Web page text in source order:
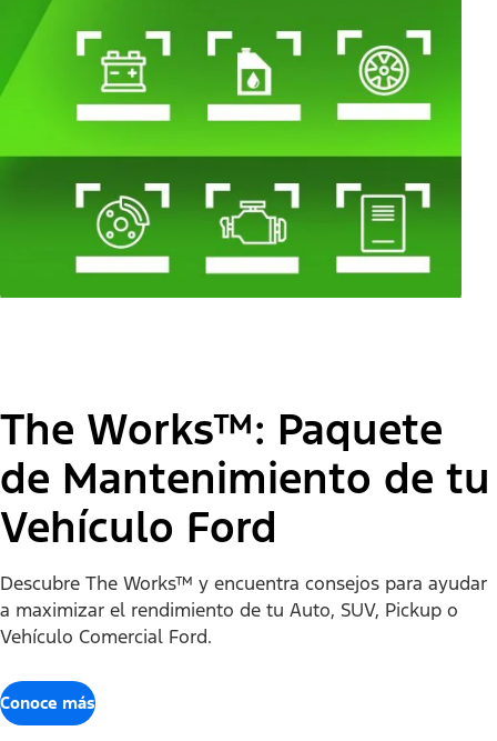
The Works™: Paquete
de Mantenimiento de tu
Vehículo Ford
Descubre The Works™ y encuentra consejos para ayudar
a maximizar el rendimiento de tu Auto, SUV, Pickup o
Vehículo Comercial Ford.
Conoce más